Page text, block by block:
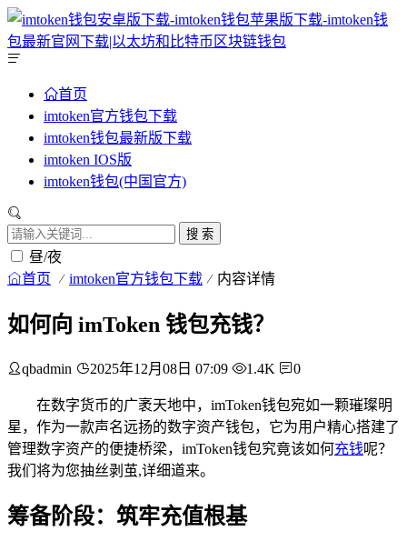
首页
imtoken官方钱包下载
imtoken钱包最新版下载
imtoken IOS版
imtoken钱包(中国官方)
搜 索
昼/夜
首页 imtoken官方钱包下载 内容详情
如何向 imToken 钱包充钱？
qbadmin 2025年12月08日 07:09 1.4K 0
在数字货币的广袤天地中，imToken钱包宛如一颗璀璨明
星，作为一款声名远扬的数字资产钱包，它为用户精心搭建了
管理数字资产的便捷桥梁，imToken钱包究竟该如何充钱呢？
我们将为您抽丝剥茧,详细道来。
筹备阶段：筑牢充值根基